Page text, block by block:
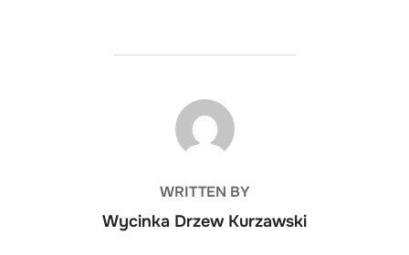
POST AUTHOR
WRITTEN BY
Wycinka Drzew Kurzawski